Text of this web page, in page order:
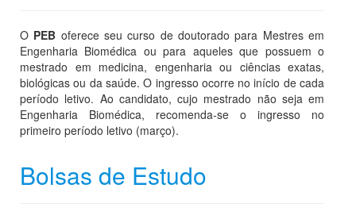
O PEB oferece seu curso de doutorado para Mestres em
Engenharia Biomédica ou para aqueles que possuem o
mestrado em medicina, engenharia ou ciências exatas,
biológicas ou da saúde. O ingresso ocorre no início de cada
período letivo. Ao candidato, cujo mestrado não seja em
Engenharia Biomédica, recomenda-se o ingresso no
primeiro período letivo (março).
Bolsas de Estudo